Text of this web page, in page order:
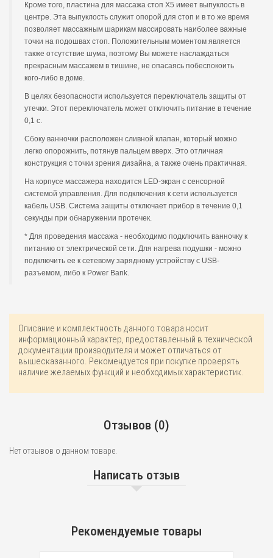
Кроме того, пластина для массажа стоп X5 имеет выпуклость в
центре. Эта выпуклость служит опорой для стоп и в то же время
позволяет массажным шарикам массировать наиболее важные
точки на подошвах стоп. Положительным моментом является
также отсутствие шума, поэтому Вы можете наслаждаться
прекрасным массажем в тишине, не опасаясь побеспокоить
кого-либо в доме.
В целях безопасности используется переключатель защиты от
утечки. Этот переключатель может отключить питание в течение
0,1 с.
Сбоку ванночки расположен сливной клапан, который можно
легко опорожнить, потянув пальцем вверх. Это отличная
конструкция с точки зрения дизайна, а также очень практичная.
На корпусе массажера находится LED-экран с сенсорной
системой управления. Для подключения к сети используется
кабель USB. Система защиты отключает прибор в течение 0,1
секунды при обнаружении протечек.
* Для проведения массажа - необходимо подключить ванночку к
питанию от электрической сети. Для нагрева подушки - можно
подключить ее к сетевому зарядному устройству с USB-
разъемом, либо к Power Bank.
Описание и комплектность данного товара носит
информационный характер, предоставленный в технической
документации производителя и может отличаться от
вышесказанного. Рекомендуется при покупке проверять
наличие желаемых функций и необходимых характеристик.
Отзывов (0)
Нет отзывов о данном товаре.
Написать отзыв
Рекомендуемые товары